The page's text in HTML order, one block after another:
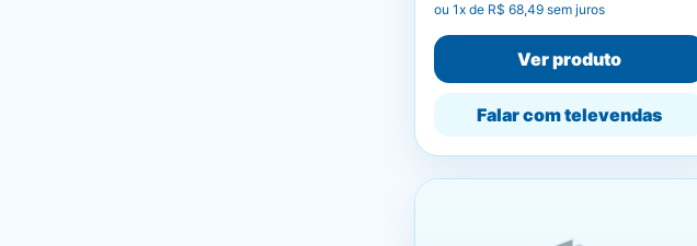
ou 1x de R$ 68,49 sem juros
Ver produto
Falar com televendas